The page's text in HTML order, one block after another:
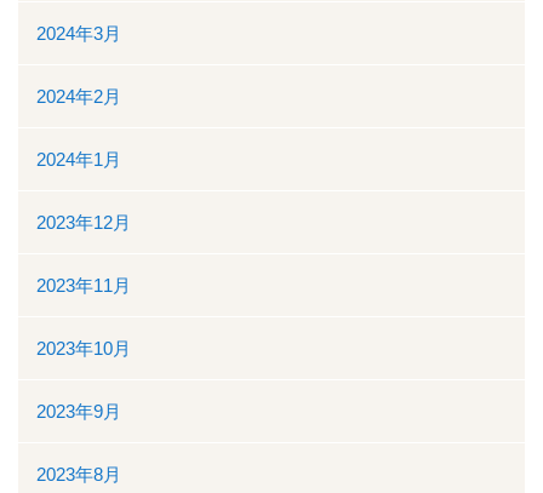
リンク
交通案内
個人情報保護
お問い合わせ
ダウンロード資料一覧
一般競争（指名競争）入札参加資格審査申請について
2024年3月
2024年2月
2024年1月
2023年12月
2023年11月
2023年10月
2023年9月
2023年8月